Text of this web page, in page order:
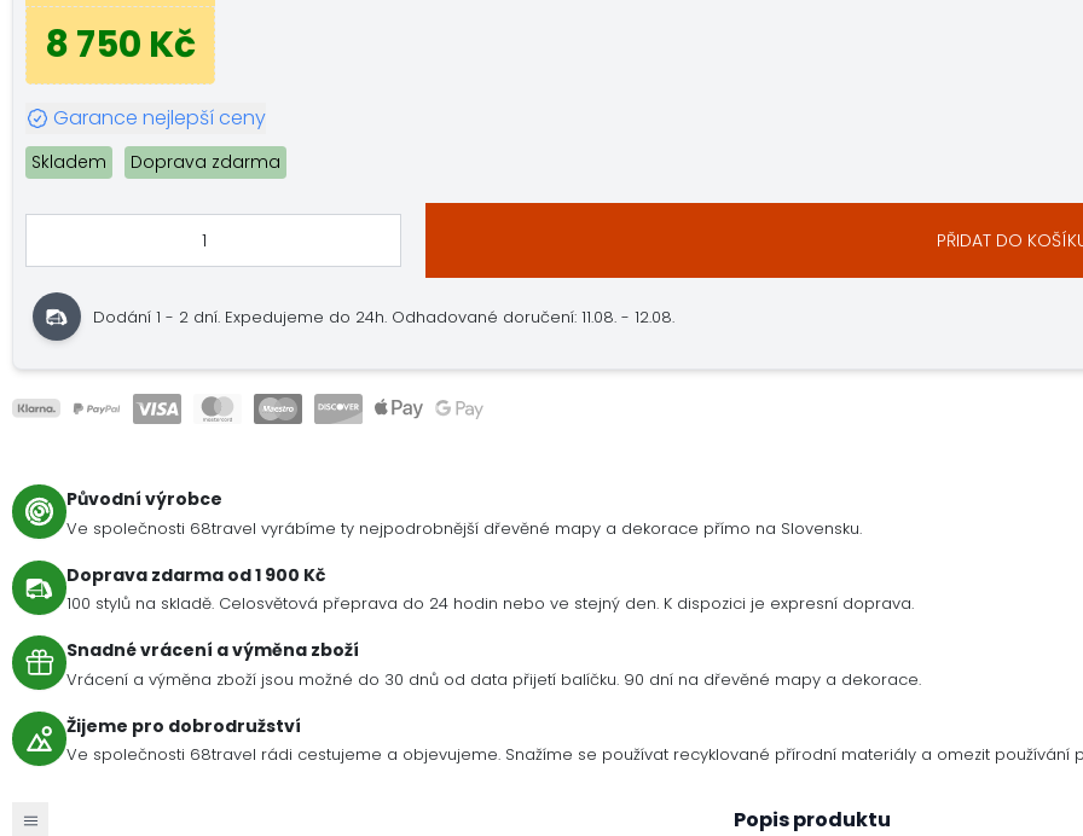
8 750 Kč
Garance nejlepší ceny
Skladem Doprava zdarma
PŘIDAT DO
Dodání 1 - 2 dní. Expedujeme do 24h. Odhadované doručení: 11.08. - 12.08.
Původní výrobce
Ve společnosti 68travel vyrábíme ty nejpodrobnější dřevěné mapy a dekorace přímo na Slovensku.
Doprava zdarma od 1 900 Kč
100 stylů na skladě. Celosvětová přeprava do 24 hodin nebo ve stejný den. K dispozici je expresní doprava.
Snadné vrácení a výměna zboží
Vrácení a výměna zboží jsou možné do 30 dnů od data přijetí balíčku. 90 dní na dřevěné mapy a dekorace.
Žijeme pro dobrodružství
Ve společnosti 68travel rádi cestujeme a objevujeme. Snažíme se používat recyklované přírodní materiály a omezit používání
Popis produktu